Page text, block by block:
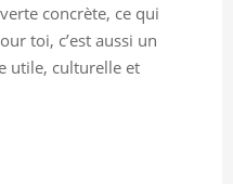
concrète, ce qui
toi, c’est aussi un
utile, culturelle et